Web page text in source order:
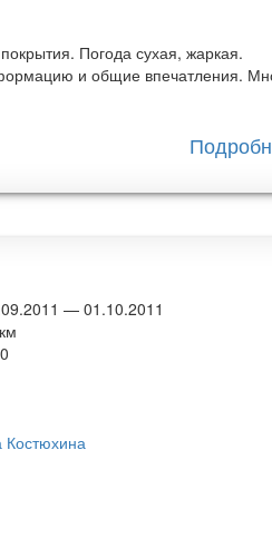
Погода сухая, жаркая.
и общие впечатления.
—01.10.2011
Костюхина